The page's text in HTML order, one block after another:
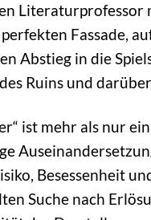
Literaturprofessor
Fassade,
Abstieg in die
Ruins und
ist mehr als nur
Besessenheit
Suche nach